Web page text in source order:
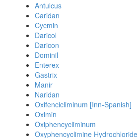
Antulcus
Caridan
Cycmin
Daricol
Daricon
Dominil
Enterex
Gastrix
Manir
Naridan
Oxifencicliminum [Inn-Spanish]
Oximin
Oxiphencycliminum
Oxyphencyclimine Hydrochloride